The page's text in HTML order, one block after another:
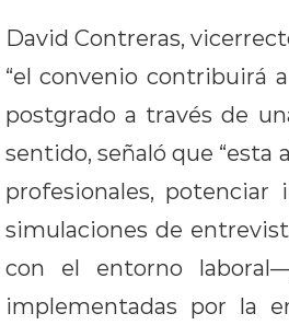
David Contreras,
“el convenio contribuirá
postgrado a través de
sentido, señaló que
profesionales, potenciar
simulaciones de
con el entorno
implementadas por la